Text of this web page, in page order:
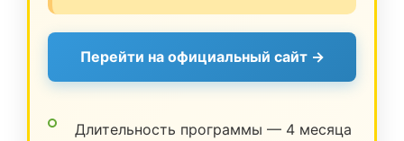
Перейти на официальный сайт →
Длительность программы — 4 месяца